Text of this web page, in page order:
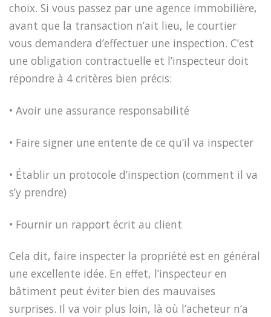
choix. Si vous passez par une agence immobilière,
avant que la transaction n’ait lieu, le courtier
vous demandera d’effectuer une inspection. C’est
une obligation contractuelle et l’inspecteur doit
répondre à 4 critères bien précis:
• Avoir une assurance responsabilité
• Faire signer une entente de ce qu’il va inspecter
• Établir un protocole d’inspection (comment il va
s’y prendre)
• Fournir un rapport écrit au client
Cela dit, faire inspecter la propriété est en général
une excellente idée. En effet, l’inspecteur en
bâtiment peut éviter bien des mauvaises
surprises. Il va voir plus loin, là où l’acheteur n’a